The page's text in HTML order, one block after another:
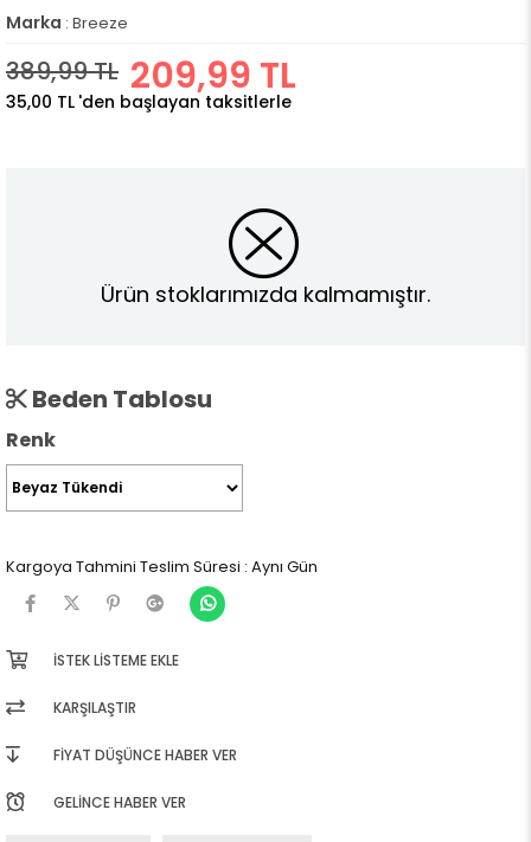
Marka : Breeze
389,99 TL 209,99 TL
35,00 TL 'den başlayan taksitlerle
Ürün stoklarımızda kalmamıştır.
Beden Tablosu
Renk
Kargoya Tahmini Teslim Süresi : Aynı Gün
İSTEK LISTEME EKLE
KARŞILAŞTIR
FIYAT DÜŞÜNCE HABER VER
GELINCE HABER VER